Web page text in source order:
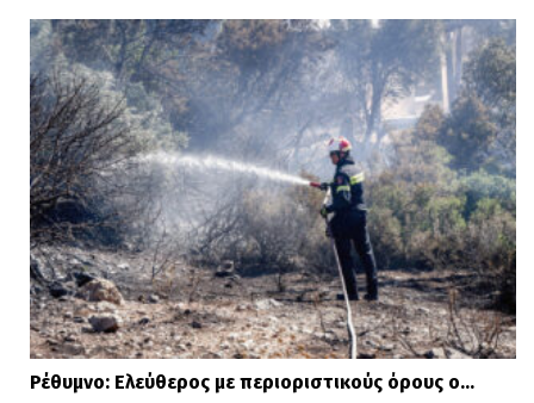
Ρέθυμνο: Ελεύθερος με περιοριστικούς όρους ο…